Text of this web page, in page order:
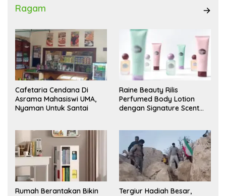
Ragam
Cafetaria Cendana Di
Asrama Mahasiswi UMA,
Nyaman Untuk Santai
Raine Beauty Rilis
Perfumed Body Lotion
dengan Signature Scent
Rumah Berantakan Bikin
Tergiur Hadiah Besar,